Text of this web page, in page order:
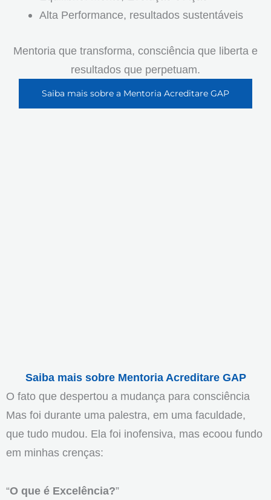
Alta Performance, resultados sustentáveis
Mentoria que transforma, consciência que liberta e
resultados que perpetuam.
Saiba mais sobre a Mentoria Acreditare GAP
Saiba mais sobre Mentoria Acreditare GAP
O fato que despertou a mudança para consciência
Mas foi durante uma palestra, em uma faculdade,
que tudo mudou. Ela foi inofensiva, mas ecoou fundo
em minhas crenças:
“O que é Excelência?”